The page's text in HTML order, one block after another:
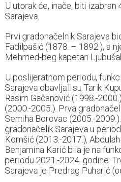
U utorak će, inače, biti izabran
Sarajeva.
Prvi gradonačelnik Sarajeva
Fadilpašić (1878. – 1892.), a
Mehmed-beg kapetan
U poslijeratnom periodu,
Sarajeva obavljali su Tarik
Rasim Gačanović (1998.-
(2000.-2005.). Prva
Semiha Borovac (2005.-
gradonačelik Sarajeva u
Komšić (2013.-2017.),
Benjamina Karić bila je na
periodu 2021.-2024. godine.
Sarajeva je Predrag Puharić